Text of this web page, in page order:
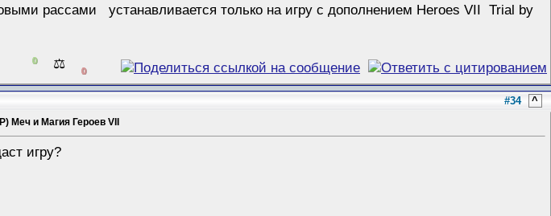
рассами устанавливается только на игру с дополнением Heroes VII Trial by
0 ⚖️ 0
#34 ^
Меч и Магия Героев VII
игру?